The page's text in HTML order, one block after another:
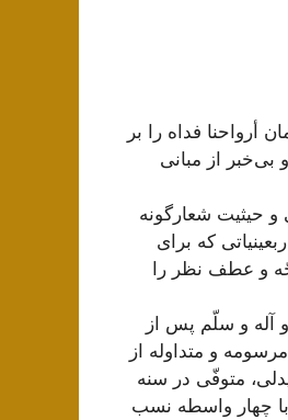
فداه را بر
بی‌خبر از مبانی
و حیثیت شعارگونه
که برای
و عطف نظر را
آله و سلّم پس از
و متداوله از
متوفّی در سنه
با چهار واسطه نسب